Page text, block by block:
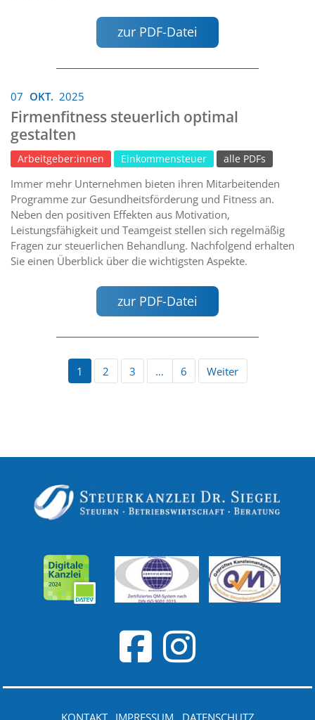
zur PDF-Datei
07 OKT. 2025
Firmenfitness steuerlich optimal
gestalten
Arbeitgeber:innen Einkommensteuer alle PDFs
Immer mehr Unternehmen bieten ihren Mitarbeitenden
Programme zur Gesundheitsförderung und Fitness an.
Neben den positiven Effekten aus Motivation,
Leistungsfähigkeit und Teamgeist stellen sich regelmäßig
Fragen zur steuerlichen Behandlung. Nachfolgend erhalten
Sie einen Überblick über die wichtigsten Aspekte.
zur PDF-Datei
1 2 3 … 6 Weiter
KONTAKT IMPRESSUM DATENSCHUTZ